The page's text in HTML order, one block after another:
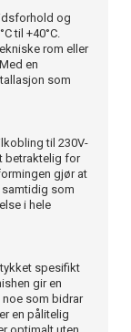
og
til +40°C.
rom eller
en
som
til 230V-
betraktelig for
gjør at
som
i hele
spesifikt
gir en
som bidrar
en pålitelig